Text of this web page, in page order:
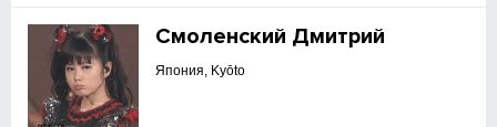
Смоленский Дмитрий
Япония, Kyōto